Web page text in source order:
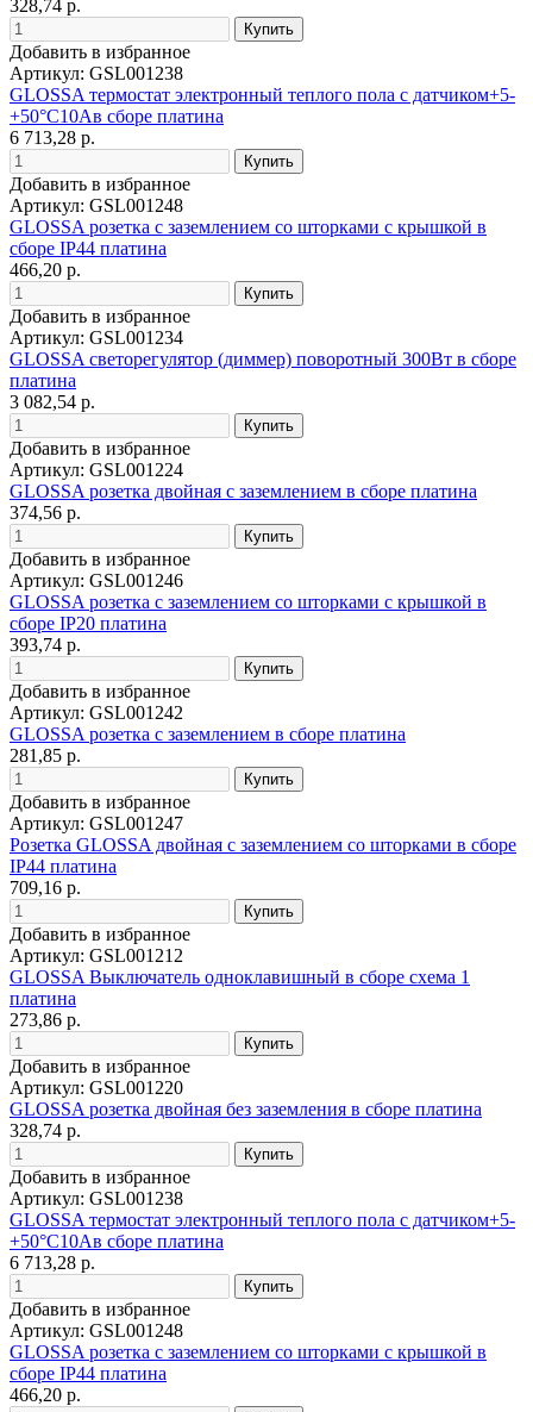
328,74 р.
Добавить в избранное
Артикул: GSL001238
GLOSSA термостат электронный теплого пола с датчиком+5-
+50°C10Aв сборе платина
6 713,28 р.
Добавить в избранное
Артикул: GSL001248
GLOSSA розетка с заземлением со шторками с крышкой в
сборе IP44 платина
466,20 р.
Добавить в избранное
Артикул: GSL001234
GLOSSA светорегулятор (диммер) поворотный 300Вт в сборе
платина
3 082,54 р.
Добавить в избранное
Артикул: GSL001224
GLOSSA розетка двойная с заземлением в сборе платина
374,56 р.
Добавить в избранное
Артикул: GSL001246
GLOSSA розетка с заземлением со шторками с крышкой в
сборе IP20 платина
393,74 р.
Добавить в избранное
Артикул: GSL001242
GLOSSA розетка с заземлением в сборе платина
281,85 р.
Добавить в избранное
Артикул: GSL001247
Розетка GLOSSA двойная с заземлением со шторками в сборе
IP44 платина
709,16 р.
Добавить в избранное
Артикул: GSL001212
GLOSSA Выключатель одноклавишный в сборе схема 1
платина
273,86 р.
Добавить в избранное
Артикул: GSL001220
GLOSSA розетка двойная без заземления в сборе платина
328,74 р.
Добавить в избранное
Артикул: GSL001238
GLOSSA термостат электронный теплого пола с датчиком+5-
+50°C10Aв сборе платина
6 713,28 р.
Добавить в избранное
Артикул: GSL001248
GLOSSA розетка с заземлением со шторками с крышкой в
сборе IP44 платина
466,20 р.